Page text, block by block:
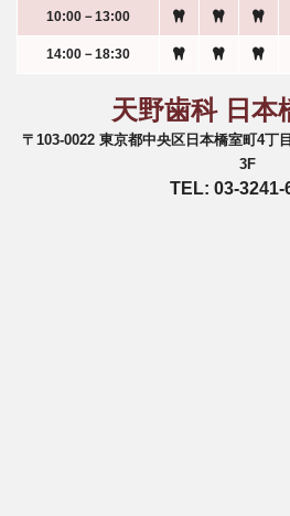
10:00－13:00
14:00－18:30
天野歯科 日本
〒103-0022 東京都中央区日本橋室町4丁
3F
TEL: 03-3241-